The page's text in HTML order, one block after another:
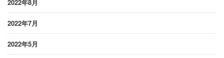
2022年8月
2022年7月
2022年5月